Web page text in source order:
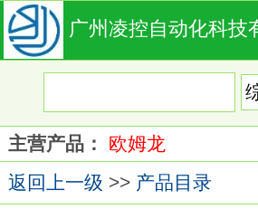
广州凌控自动化科技
主营产品：
欧姆龙
返回上一级 >> 产品目录